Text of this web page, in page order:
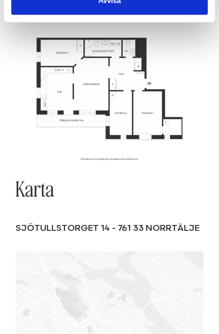
Karta
SJÖTULLSTORGET 14 - 761 33 NORRTÄLJE